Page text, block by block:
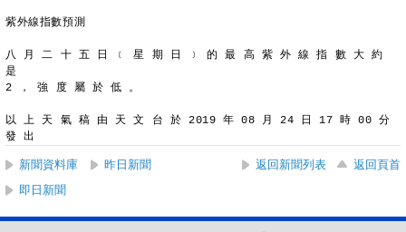
紫外線指數預測
八 月 二 十 五 日 ﹝ 星 期 日 ﹞ 的 最 高 紫 外 線 指 數 大 約
是
2 ， 強 度 屬 於 低 。
以 上 天 氣 稿 由 天 文 台 於 2019 年 08 月 24 日 17 時 00 分
發 出
新聞資料庫 昨日新聞 返回新聞列表
返回頁首
即日新聞